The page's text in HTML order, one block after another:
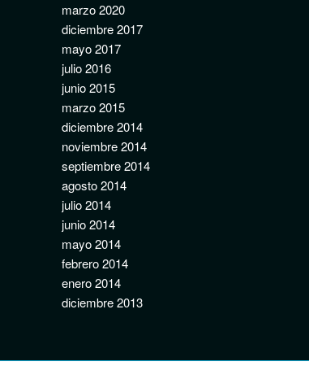
marzo 2020
diciembre 2017
mayo 2017
julio 2016
junio 2015
marzo 2015
diciembre 2014
noviembre 2014
septiembre 2014
agosto 2014
julio 2014
junio 2014
mayo 2014
febrero 2014
enero 2014
diciembre 2013